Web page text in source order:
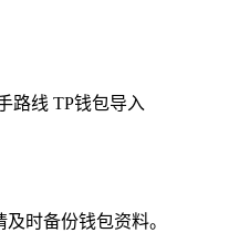
路线 TP钱包导入
时备份钱包资料。